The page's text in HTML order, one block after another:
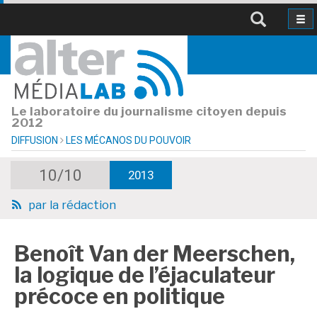
Le laboratoire du journalisme citoyen depuis
2012
DIFFUSION LES MÉCANOS DU POUVOIR
10/10 2013
par la rédaction
Benoît Van der Meerschen,
la logique de l’éjaculateur
précoce en politique